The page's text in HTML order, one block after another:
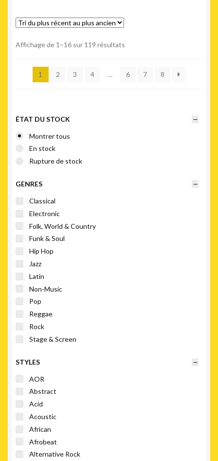
Affichage de 1–16 sur 119 résultats
récent
1 2 3 4 … 6 7 8
ÉTAT DU STOCK
Montrer tous
En stock
Rupture de stock
GENRES
Classical
Electronic
Folk, World & Country
Funk & Soul
Hip Hop
Jazz
Latin
Non-Music
Pop
Reggae
Rock
Stage & Screen
STYLES
AOR
Abstract
Acid
Acoustic
African
Afrobeat
Alternative Rock